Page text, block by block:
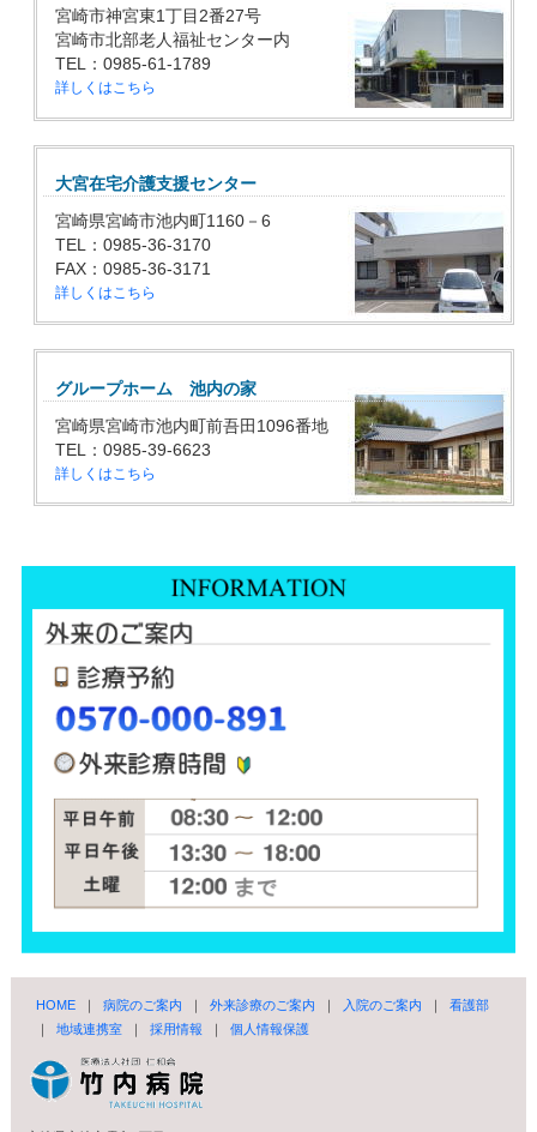
宮崎市神宮東1丁目2番27号
宮崎市北部老人福祉センター内
TEL：0985-61-1789
詳しくはこちら
大宮在宅介護支援センター
宮崎県宮崎市池内町1160－6
TEL：0985-36-3170
FAX：0985-36-3171
詳しくはこちら
グループホーム 池内の家
宮崎県宮崎市池内町前吾田1096番地
TEL：0985-39-6623
詳しくはこちら
HOME ｜ 病院のご案内 ｜ 外来診療のご案内 ｜ 入院のご案内 ｜
看護部
｜
地域連携室 ｜ 採用情報 ｜ 個人情報保護